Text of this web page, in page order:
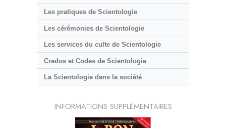
Les pratiques de Scientologie
Les cérémonies de Scientologie
Les services du culte de Scientologie
Credos et Codes de Scientologie
La Scientologie dans la société
INFORMATIONS SUPPLÉMENTAIRES